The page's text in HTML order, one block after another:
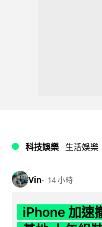
科技娛樂 生活娛樂
Vin 14 小時
iPhone 加速